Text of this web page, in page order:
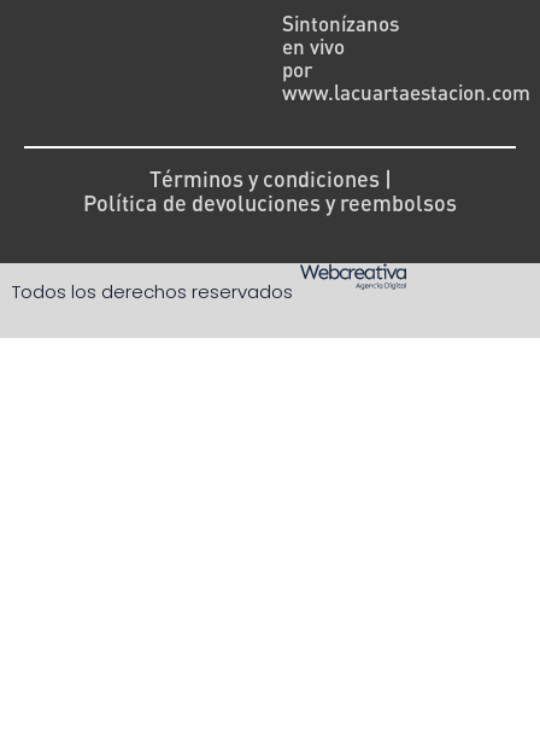
Sintonízanos
en vivo
por
www.lacuartaestacion.com
Términos y condiciones |
Política de devoluciones y reembolsos
Todos los derechos reservados